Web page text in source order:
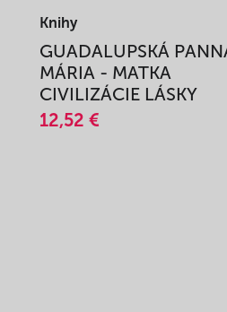
Knihy
GUADALUPSKÁ
MÁRIA - MATKA
CIVILIZÁCIE LÁSKY
12,52 €